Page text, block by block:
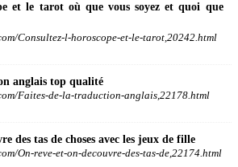
et le tarot où que vous soyez et quoi que
Consultez-l-horoscope-et-le-tarot,20242.html
anglais top qualité
Faites-de-la-traduction-anglais,22178.html
des tas de choses avec les jeux de fille
On-reve-et-on-decouvre-des-tas-de,22174.html